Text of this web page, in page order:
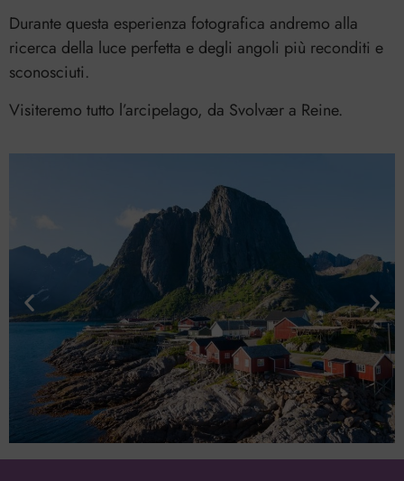
Durante questa esperienza fotografica andremo alla
ricerca della luce perfetta e degli angoli più reconditi e
sconosciuti.
Visiteremo tutto l’arcipelago, da Svolvær a Reine.